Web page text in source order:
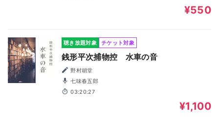
¥550
聴き放題対象 チケット対象
銭形平次捕物控 水車の音
野村胡堂
七味春五郎
03:20:27
¥1,100